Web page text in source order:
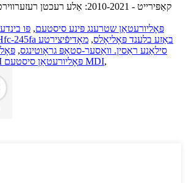
© קאַפּירייט - 2010-2021: אַלע רעכטן רעזערווירט.
פּאָליורעטאַן שטרענג פּינע סיסטעם, פּו
דאָנבוילער 214 Hfc-245fa באַזע בלענד פּאָליאָלס, מאָדיפֿיצירטע
סילאַנע ראַסין. וואַסער-סטאָפּ גראָוטינגס,
דריי קאָמפּאָנענט MDI פּאָליורעטאַן סיסטעם MDI,